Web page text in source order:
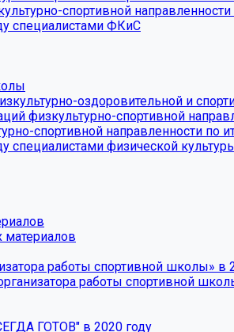
спортивной
специалистами ФКиС
оздоровительной и
физкультурно-спортивной
спортивной направленности по
специалистами физической
материалов
работы спортивной школы» в
работы спортивной
ГОТОВ" в 2020 году